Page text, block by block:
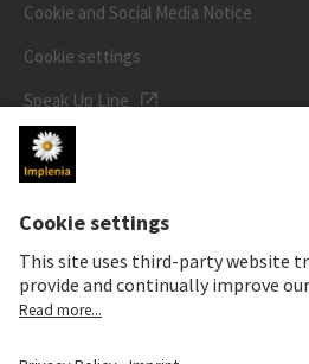
Cookie and Social Media Notice
Cookie settings
Speak Up Line
STOCK PRICE
ISIN: CH0023868554
62,70 CHF
-0,50 CHF (-0,79%)